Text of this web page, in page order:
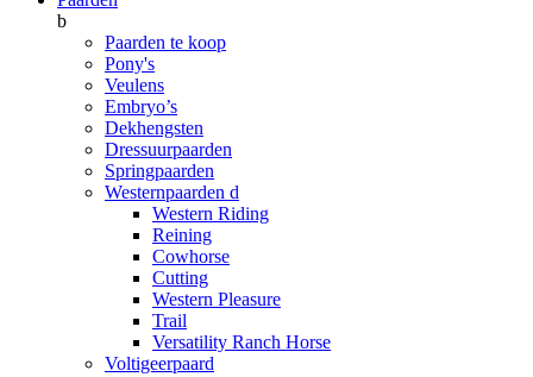
b
Paarden te koop
Pony's
Veulens
Embryo’s
Dekhengsten
Dressuurpaarden
Springpaarden
Westernpaarden d
Western Riding
Reining
Cowhorse
Cutting
Western Pleasure
Trail
Versatility Ranch Horse
Voltigeerpaard